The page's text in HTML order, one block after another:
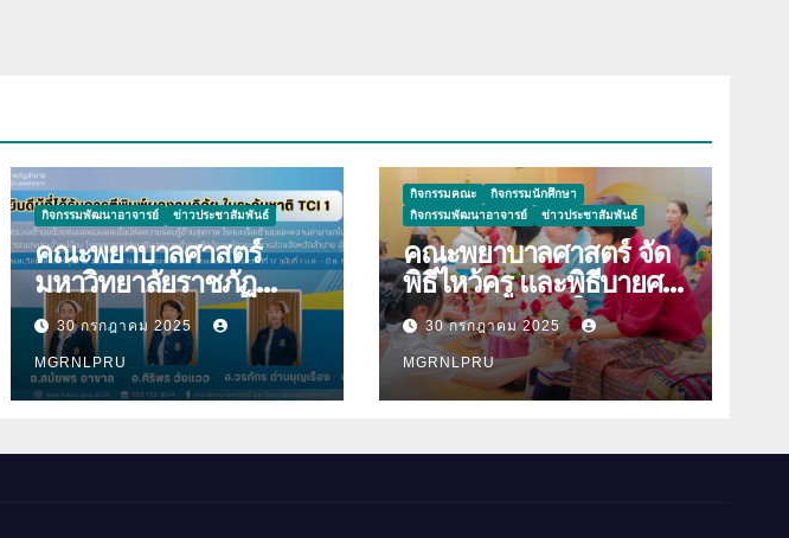
กิจกรรมพัฒนาอาจารย์ ข่าวประชาสัมพันธ์
คณะพยาบาลศาสตร์
มหาวิทยาลัยราชภัฏ
ลำปาง ขอแสดงความ
ยินดีกับบุคลากร เนื่องใน
โอกาสที่ได้รับการตีพิมพ์
ผลงานวิจัย
30 กรกฎาคม 2025
MGRNLPRU
กิจกรรมคณะ
กิจกรรมนักศึกษา
กิจกรรมพัฒนาอาจารย์
ข่าวประชาสัมพันธ์
คณะพยาบาลศาสตร์ จัด
พิธีไหว้ครู และพิธีบายศรี
สู่ขวัญนักศึกษาใหม่
ประจำปีการศึกษา 2568
30 กรกฎาคม 2025
MGRNLPRU